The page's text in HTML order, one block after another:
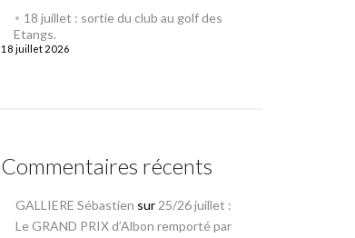
18 juillet : sortie du club au golf des
Etangs.
18 juillet 2026
Commentaires récents
GALLIERE Sébastien sur 25/26 juillet :
Le GRAND PRIX d’Albon remporté par